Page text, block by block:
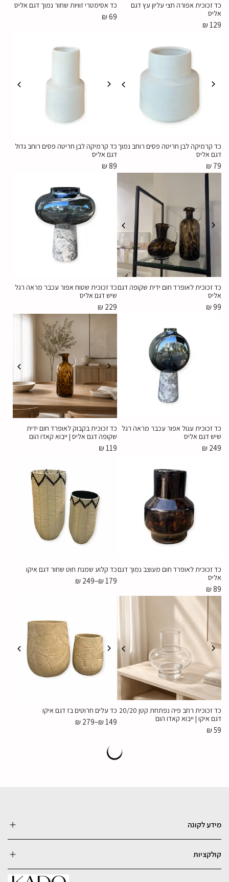
כד זכוכית אפורה חצי עליון עץ דגם
אליס
₪129
כד אסימטרי זוויות שחור נמוך דגם אליס
₪69
כד קרמיקה לבן חריטה פסים רוחב נמוך
דגם אליס
₪ 79
כד קרמיקה לבן חריטה פסים רוחב גדול
דגם אליס
₪89
כד זכוכית לאופרד חום ידית שקופה דגם
אליס
₪99
כד זכוכית שטוח אפור עכבר מראה רגל
שיש דגם אליס
₪ 229
כד זכוכית עגול אפור עכבר מראה רגל
שיש דגם אליס
₪ 249
כד זכוכית בקבוק לאופרד חום ידית
שקופה דגם אליס | ייבוא קאדו הום
₪119
כד זכוכית לאופרד חום מעוצב נמוך דגם
אליס
₪89
כד קלוע שמנת חוט שחור דגם איקו
₪179
–
₪ 249
כד זכוכית רחב פיה נפתחת קטן 20/20
דגם איקו | ייבוא קאדו הום
₪59
כד עלים חרוטים בז דגם איקו
₪149
–
₪ 279
מידע לקונה
קולקציות